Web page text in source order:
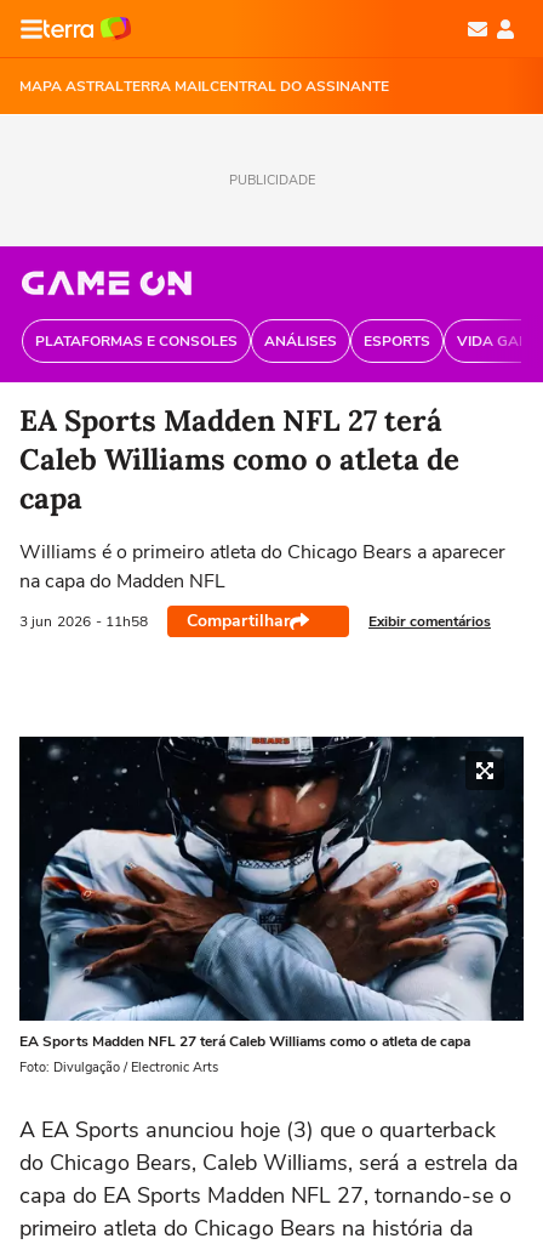
MAPA ASTRALTERRA MAILCENTRAL DO ASSINANTE
PUBLICIDADE
PLATAFORMAS E CONSOLES ANÁLISES ESPORTS VIDA
EA Sports Madden NFL 27 terá
Caleb Williams como o atleta de
capa
Williams é o primeiro atleta do Chicago Bears a aparecer
na capa do Madden NFL
3 jun 2026 - 11h58 Compartilhar Exibir comentários
EA Sports Madden NFL 27 terá Caleb Williams como o atleta de capa
Foto: Divulgação / Electronic Arts
A EA Sports anunciou hoje (3) que o quarterback
do Chicago Bears, Caleb Williams, será a estrela da
capa do EA Sports Madden NFL 27, tornando-se o
primeiro atleta do Chicago Bears na história da